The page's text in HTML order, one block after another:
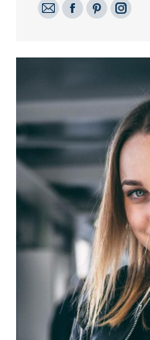
E- Facebook